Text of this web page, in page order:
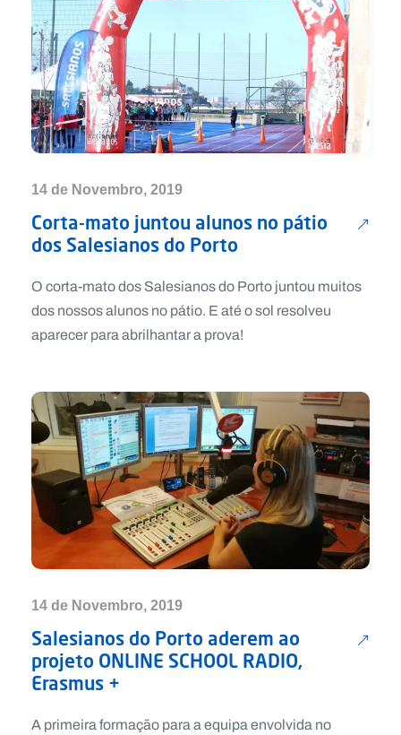
14 de Novembro, 2019
Corta-mato juntou alunos no pátio
dos Salesianos do Porto
O corta-mato dos Salesianos do Porto juntou muitos
dos nossos alunos no pátio. E até o sol resolveu
aparecer para abrilhantar a prova!
14 de Novembro, 2019
Salesianos do Porto aderem ao
projeto ONLINE SCHOOL RADIO,
Erasmus +
A primeira formação para a equipa envolvida no